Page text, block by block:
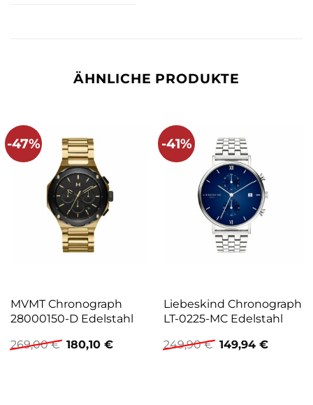
ÄHNLICHE PRODUKTE
-47%
MVMT Chronograph
28000150-D Edelstahl
269,00€ Ursprünglicher
Preis
180,10 €Aktueller
-41%
Liebeskind Chronograph
LT-0225-MC Edelstahl
249,90€ Ursprünglicher
Preis
149,94 €